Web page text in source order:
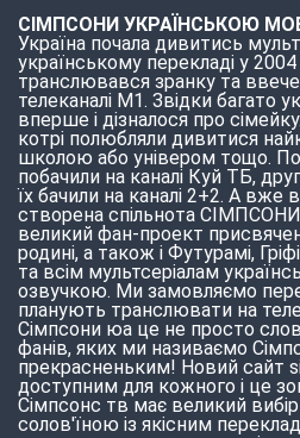
СІМПСОНИ УКРАЇНСЬКОЮ
Україна почала дивитись
українському перекладі у 2004
транслювався зранку та
телеканалі М1. Звідки багато
вперше і дізналося про
котрі полюбляли дивитися
школою або універом тощо.
побачили на каналі Куй ТБ,
їх бачили на каналі 2+2. А вже
створена спільнота СІМПСОНИ
великий фан-проект
родині, а також і Футурамі,
та всім мультсеріалам
озвучкою. Ми замовляємо
планують транслювати на
Сімпсони юа це не просто
фанів, яких ми називаємо
прекрасненьким! Новий сайт
доступним для кожного і це
Сімпсонс тв має великий
солов'їною із якісним